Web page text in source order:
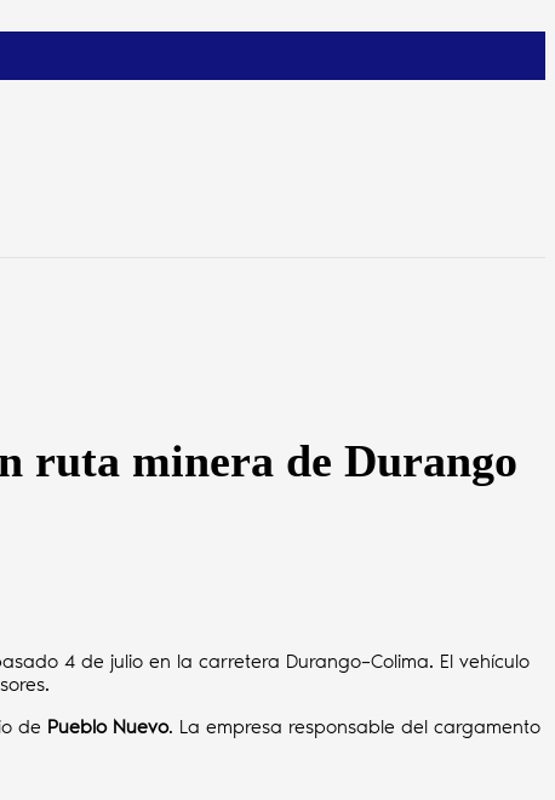
ruta minera de Durango
4 de julio en la carretera Durango–Colima. El vehículo
de Pueblo Nuevo. La empresa responsable del cargamento